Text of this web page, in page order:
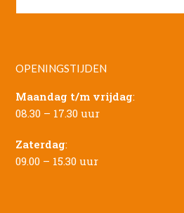
OPENINGSTIJDEN
Maandag t/m vrijdag:
08.30 – 17.30 uur
Zaterdag:
09.00 – 15.30 uur